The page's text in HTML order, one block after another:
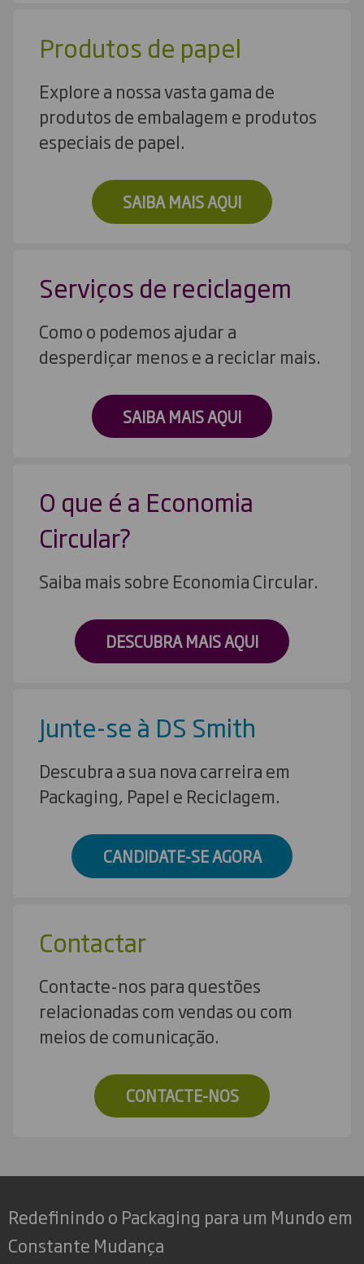
Produtos de papel
Explore a nossa vasta gama de
produtos de embalagem e produtos
especiais de papel.
SAIBA MAIS AQUI
Serviços de reciclagem
Como o podemos ajudar a
desperdiçar menos e a reciclar mais.
SAIBA MAIS AQUI
O que é a Economia
Circular?
Saiba mais sobre Economia Circular.
DESCUBRA MAIS AQUI
Junte-se à DS Smith
Descubra a sua nova carreira em
Packaging, Papel e Reciclagem.
CANDIDATE-SE AGORA
Contactar
Contacte-nos para questões
relacionadas com vendas ou com
meios de comunicação.
CONTACTE-NOS
Redefinindo o Packaging para um Mundo em
Constante Mudança